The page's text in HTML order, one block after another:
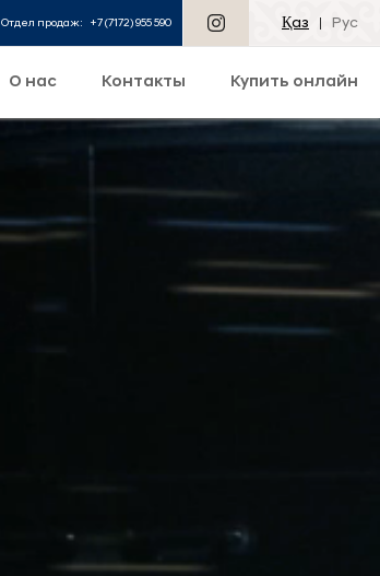
Отдел продаж: +7 (7172) 955 590 Қаз Рус
О нас Контакты Купить онлайн